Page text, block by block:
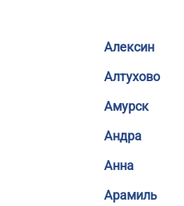
Алексин
Алтухово
Амурск
Андра
Анна
Арамиль